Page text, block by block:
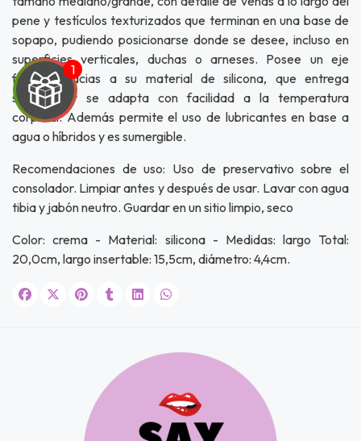
y
por
pene y testículos texturizados que terminan en una base de
sopapo, pudiendo posicionarse donde se desee, incluso en
superficies verticales, duchas o arneses. Posee un eje
flexible gracias a su material de silicona, que entrega
suavidad y se adapta con facilidad a la temperatura
corporal. Además permite el uso de lubricantes en base a
agua o híbridos y es sumergible.
Recomendaciones de uso: Uso de preservativo sobre el
consolador. Limpiar antes y después de usar. Lavar con agua
tibia y jabón neutro. Guardar en un sitio limpio, seco
Color: crema - Material: silicona - Medidas: largo Total:
20,0cm, largo insertable: 15,5cm, diámetro: 4,4cm.